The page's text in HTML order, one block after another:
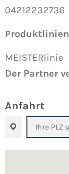
04212232736
MEISTERlinie
Der Partner
Anfahrt